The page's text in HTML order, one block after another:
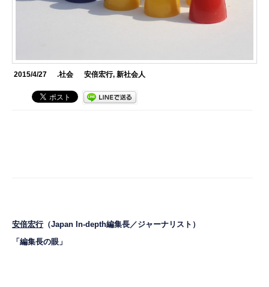
2015/4/27 .社会 安倍宏行, 新社会人
安倍宏行 （Japan In-depth編集長／ジャーナリスト）
「編集長の眼」